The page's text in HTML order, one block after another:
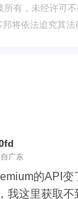
所有，未经许可
将依法追究其法
广东
的API
我这里获取